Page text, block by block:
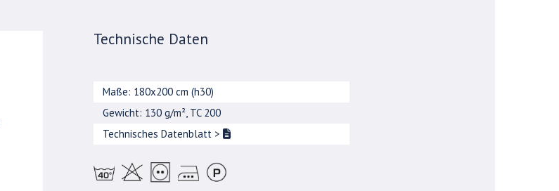
Technische Daten
Maße: 180x200 cm (h30)
Gewicht: 130 g/m², TC 200
Technisches Datenblatt >